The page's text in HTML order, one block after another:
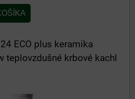
ECO plus keramika
teplovzdušné krbové kachl